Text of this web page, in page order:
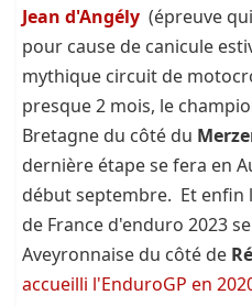
Jean d'Angély (épreuve
pour cause de canicule
mythique circuit de
presque 2 mois, le
Bretagne du côté du
dernière étape se fera en
début septembre. Et enfin
de France d'enduro 2023
Aveyronnaise du côté de
accueilli l'EnduroGP en